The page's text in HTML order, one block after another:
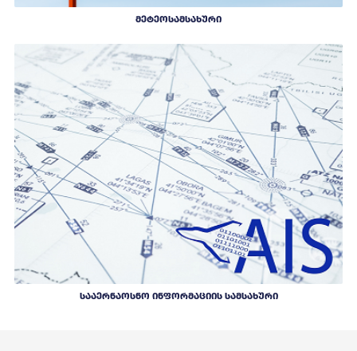
ᲛᲔᲢᲔᲝᲡᲐᲛᲡᲐᲮᲣᲠᲘ
ᲡᲐᲐᲔᲠᲜᲐᲝᲡᲜᲝ ᲘᲜᲤᲝᲠᲛᲐᲪᲘᲘᲡ ᲡᲐᲛᲡᲐᲮᲣᲠᲘ